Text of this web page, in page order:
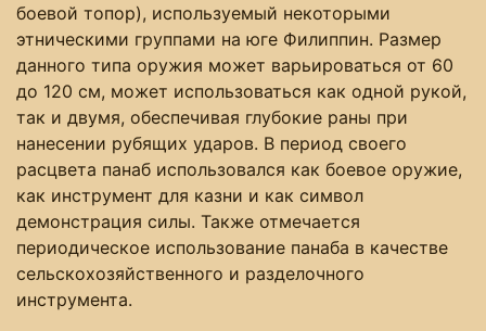
боевой топор), используемый некоторыми
этническими группами на юге Филиппин. Размер
данного типа оружия может варьироваться от 60
до 120 см, может использоваться как одной рукой,
так и двумя, обеспечивая глубокие раны при
нанесении рубящих ударов. В период своего
расцвета панаб использовался как боевое оружие,
как инструмент для казни и как символ
демонстрация силы. Также отмечается
периодическое использование панаба в качестве
сельскохозяйственного и разделочного
инструмента.